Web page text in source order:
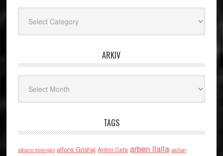
ARKIV
TAGS
albano kolonjari alfons Grishaj Anton Cefa arben llalla asllan